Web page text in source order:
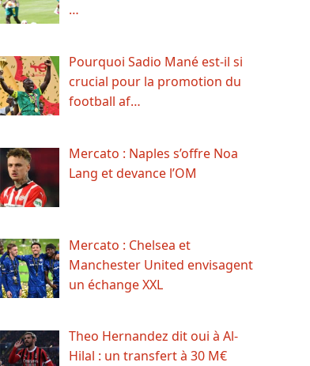
…
Pourquoi Sadio Mané est-il si
crucial pour la promotion du
football af…
Mercato : Naples s’offre Noa
Lang et devance l’OM
Mercato : Chelsea et
Manchester United envisagent
un échange XXL
Theo Hernandez dit oui à Al-
Hilal : un transfert à 30 M€